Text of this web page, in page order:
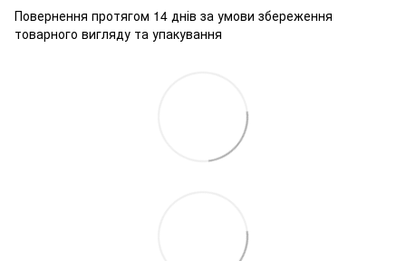
Повернення протягом 14 днів за умови збереження
товарного вигляду та упакування